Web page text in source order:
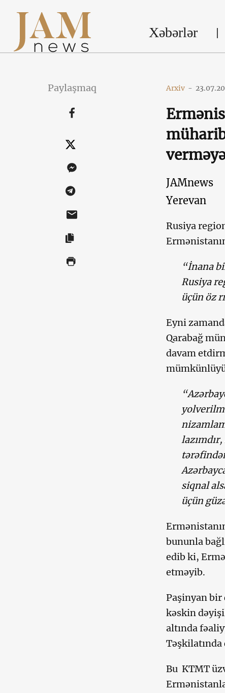
Xəbərlər
Paylaşmaq Arxiv -
JAMnews
Yerevan
Rusiya
“İnana
Rusiya
üçün öz
Eyni
Qarabağ
davam
siqnal
üçün
bununla
edib ki,
etməyib.
Paşinyan bir
kəskin
altında
Təşkilatında
Bu KTMT